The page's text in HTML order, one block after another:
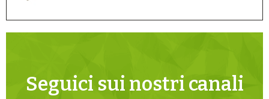
Seguici sui nostri canali